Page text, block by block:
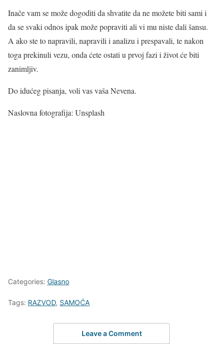
Inače vam se može dogoditi da shvatite da ne možete biti sami i
da se svaki odnos ipak može popraviti ali vi mu niste dali šansu.
A ako ste to napravili, napravili i analizu i prespavali, te nakon
toga prekinuli vezu, onda ćete ostati u prvoj fazi i život će biti
zanimljiv.
Do idućeg pisanja, voli vas vaša Nevena.
Naslovna fotografija: Unsplash
Categories: Glasno
Tags: RAZVOD, SAMOĆA
Leave a Comment